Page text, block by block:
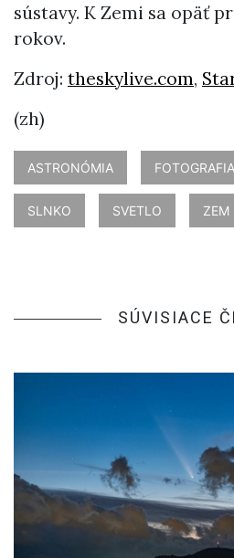
sústavy. K Zemi sa opäť
rokov.
Zdroj: theskylive.com,
(zh)
ASTRONÓMIA FOTOGRAFIA
SLNKO SVETLO ZEM
SÚVISIACE